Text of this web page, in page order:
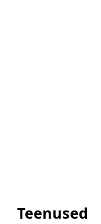
Teenused